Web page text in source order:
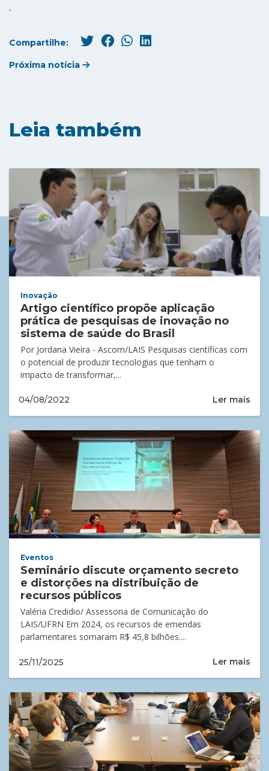
.
Compartilhe:
Próxima notícia
Leia também
Inovação
Artigo científico propõe aplicação
prática de pesquisas de inovação no
sistema de saúde do Brasil
Por Jordana Vieira - Ascom/LAIS Pesquisas científicas com
o potencial de produzir tecnologias que tenham o
impacto de transformar,...
04/08/2022 Ler mais
Eventos
Seminário discute orçamento secreto
e distorções na distribuição de
recursos públicos
Valéria Credidio/ Assessoria de Comunicação do
LAIS/UFRN Em 2024, os recursos de emendas
parlamentares somaram R$ 45,8 bilhões....
25/11/2025 Ler mais